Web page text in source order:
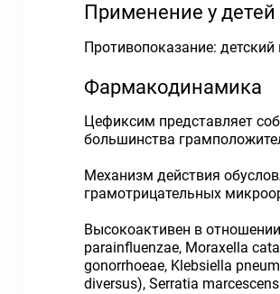
Применение у детей
Противопоказание: детский
Фармакодинамика
Цефиксим представляет
большинства
Механизм действия
грамотрицательных
Высокоактивен в
parainfluenzae, Moraxella
gonorrhoeae, Klebsiella
diversus), Serratia